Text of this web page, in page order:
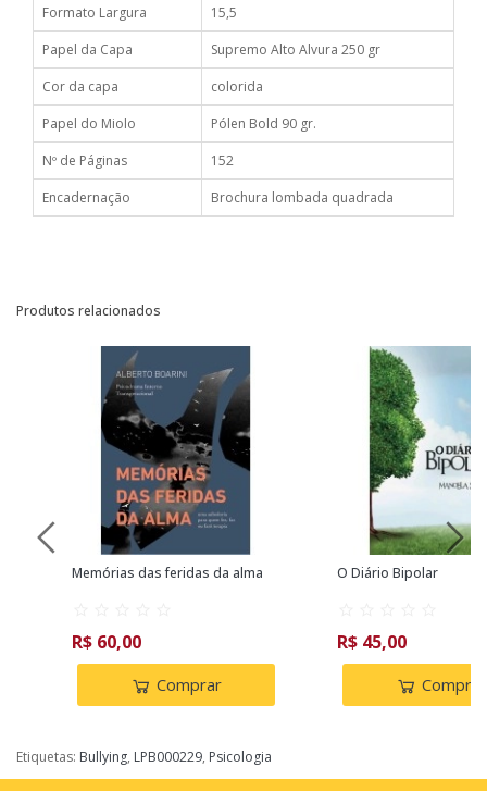
Formato Largura
15,5
Papel da Capa
Supremo Alto Alvura 250 gr
Cor da capa
colorida
Papel do Miolo
Pólen Bold 90 gr.
Nº de Páginas
152
Encadernação
Brochura lombada quadrada
Produtos relacionados
Memórias das feridas da alma
R$ 60,00
Comprar
O Diário Bipolar
R$ 45,00
Comprar
Etiquetas: Bullying, LPB000229, Psicologia